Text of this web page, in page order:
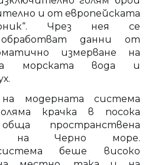
и от европейската
Чрез нея се
данни от
измерване на
морската вода и
модерната система
крачка в посока
пространствена
на Черно море.
беше високо